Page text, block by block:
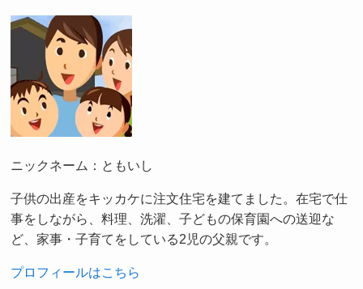
ニックネーム：ともいし
子供の出産をキッカケに注文住宅を建てました。在宅で仕
事をしながら、料理、洗濯、子どもの保育園への送迎な
ど、家事・子育てをしている2児の父親です。
プロフィールはこちら